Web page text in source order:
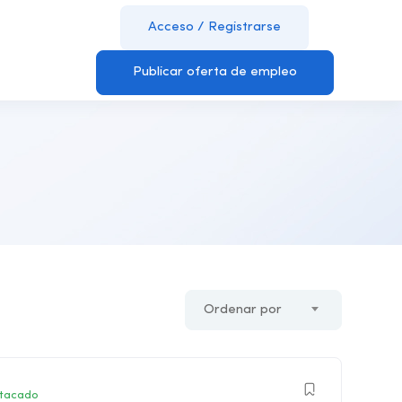
Acceso / Registrarse
Publicar oferta de empleo
Ordenar por